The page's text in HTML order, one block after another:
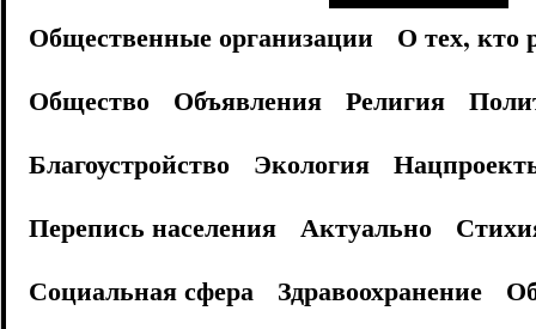
Общественные организации
О тех, кто
Общество
Объявления Религия
Благоустройство
Экология
Перепись населения
Актуально
Социальная сфера
Здравоохранение